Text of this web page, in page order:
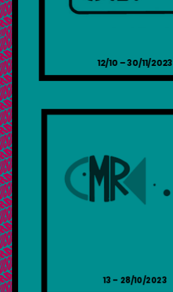
12/10 – 30/11/2023
13 – 28/10/2023